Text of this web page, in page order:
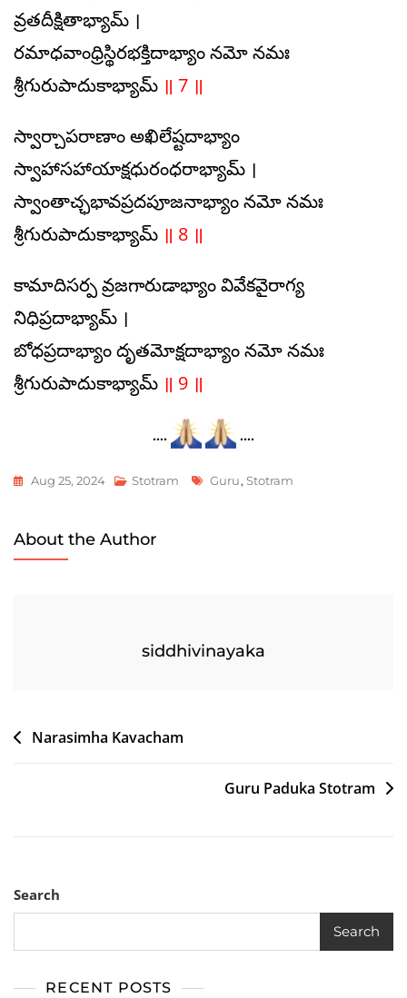
వ్రతదీక్షితాభ్యామ్ ।
రమాధవాంధ్రిస్థిరభక్తిదాభ్యాం నమో నమః
శ్రీగురుపాదుకాభ్యామ్ ॥ 7 ॥
స్వార్చాపరాణాం అఖిలేష్టదాభ్యాం
స్వాహాసహాయాక్షధురంధరాభ్యామ్ ।
స్వాంతాచ్ఛభావప్రదపూజనాభ్యాం నమో నమః
శ్రీగురుపాదుకాభ్యామ్ ॥ 8 ॥
కామాదిసర్ప వ్రజగారుడాభ్యాం వివేకవైరాగ్య
నిధిప్రదాభ్యామ్ ।
బోధప్రదాభ్యాం దృతమోక్షదాభ్యాం నమో నమః
శ్రీగురుపాదుకాభ్యామ్ ॥ 9 ॥
…. ….
Aug 25, 2024 Stotram Tags
Guru, Stotram
About the Author
siddhivinayaka
Post
Narasimha Kavacham
Guru Paduka Stotram
Search
Search
RECENT POSTS